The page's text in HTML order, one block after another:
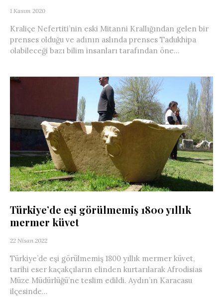
1 Kasım 2020
Kraliçe Nefertiti’nin eski Mitanni Krallığından gelen bir
prenses olduğu ve adının aslında prenses Tadukhipa
olabileceği bazı bilim insanları tarafından öne...
Türkiye’de eşi görülmemiş 1800 yıllık
mermer küvet
22 Nisan 2022
Türkiye’de eşi görülmemiş 1800 yıllık mermer küvet,
tarihi eser kaçakçıların elinden kurtarılarak Afrodisias
Müze Müdürlüğü’ne teslim edildi. Aydın’ın Karacasu
ilçesinde...